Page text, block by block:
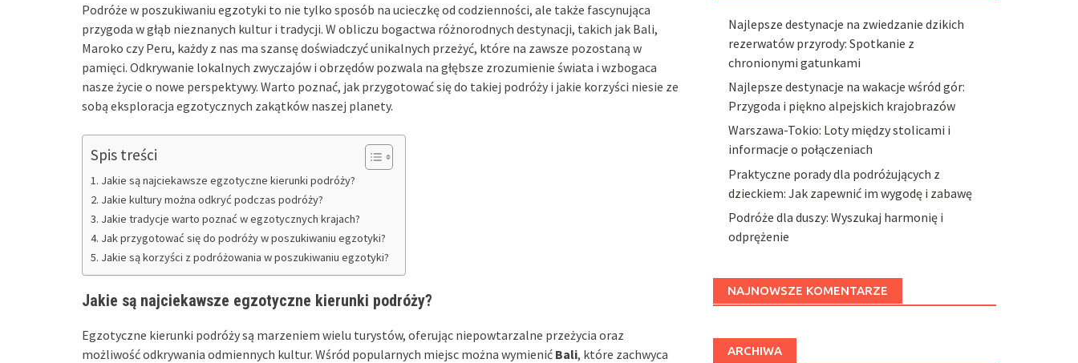
Podróże w poszukiwaniu egzotyki to nie tylko sposób na ucieczkę od codzienności, ale także fascynująca
przygoda w głąb nieznanych kultur i tradycji. W obliczu bogactwa różnorodnych destynacji, takich jak Bali,
Maroko czy Peru, każdy z nas ma szansę doświadczyć unikalnych przeżyć, które na zawsze pozostaną w
pamięci. Odkrywanie lokalnych zwyczajów i obrzędów pozwala na głębsze zrozumienie świata i wzbogaca
nasze życie o nowe perspektywy. Warto poznać, jak przygotować się do takiej podróży i jakie korzyści niesie ze
sobą eksploracja egzotycznych zakątków naszej planety.
Spis treści
Jakie są najciekawsze egzotyczne kierunki podróży?
Jakie kultury można odkryć podczas podróży?
Jakie tradycje warto poznać w egzotycznych krajach?
Jak przygotować się do podróży w poszukiwaniu egzotyki?
Jakie są korzyści z podróżowania w poszukiwaniu egzotyki?
Jakie są najciekawsze egzotyczne kierunki podróży?
Egzotyczne kierunki podróży są marzeniem wielu turystów, oferując niepowtarzalne przeżycia oraz
możliwość odkrywania odmiennych kultur. Wśród popularnych miejsc można wymienić Bali, które zachwyca
Najlepsze destynacje na zwiedzanie dzikich
rezerwatów przyrody: Spotkanie z
chronionymi gatunkami
Najlepsze destynacje na wakacje wśród gór:
Przygoda i piękno alpejskich krajobrazów
Warszawa-Tokio: Loty między stolicami i
informacje o połączeniach
Praktyczne porady dla podróżujących z
dzieckiem: Jak zapewnić im wygodę i zabawę
Podróże dla duszy: Wyszukaj harmonię i
odprężenie
NAJNOWSZE KOMENTARZE
ARCHIWA